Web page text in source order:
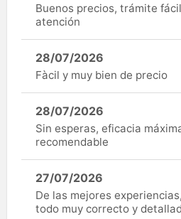
Buenos precios, trámite
atención
28/07/2026
Fàcil y muy bien de precio
28/07/2026
Sin esperas, eficacia
recomendable
27/07/2026
De las mejores
todo muy correcto y